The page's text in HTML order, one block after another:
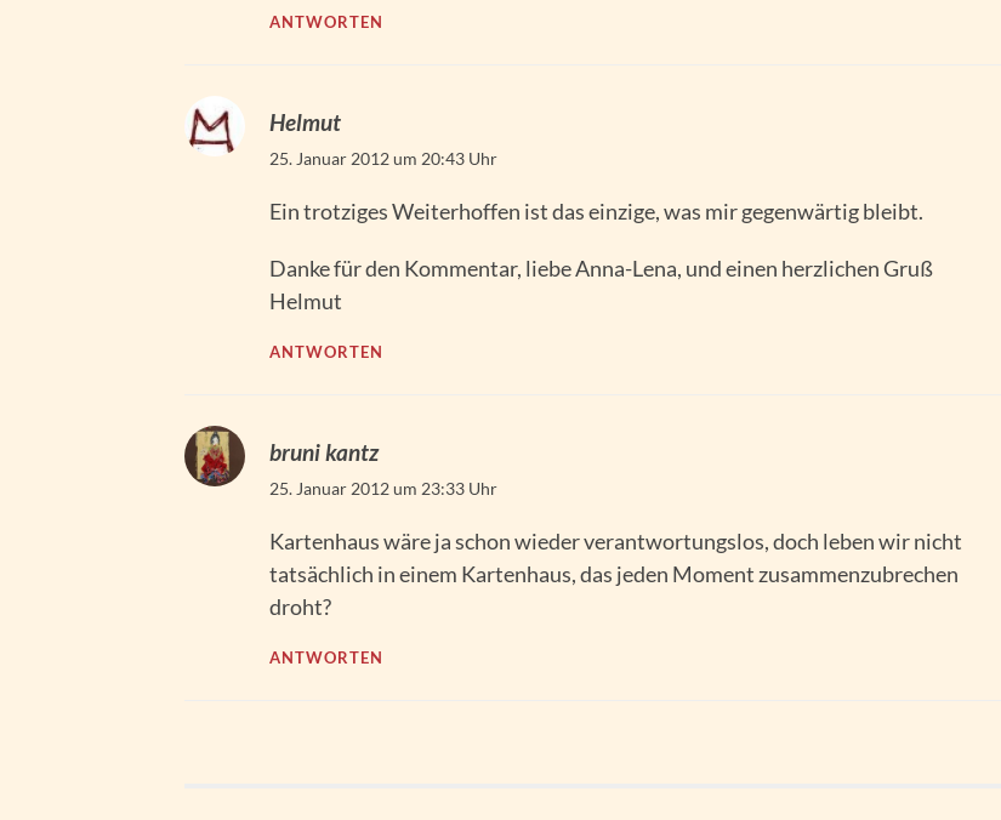
ANTWORTEN
Helmut
25. Januar 2012 um 20:43 Uhr
Ein trotziges Weiterhoffen ist das einzige, was mir gegenwärtig bleibt.
Danke für den Kommentar, liebe Anna-Lena, und einen herzlichen Gruß
Helmut
ANTWORTEN
bruni kantz
25. Januar 2012 um 23:33 Uhr
Kartenhaus wäre ja schon wieder verantwortungslos, doch leben wir nicht
tatsächlich in einem Kartenhaus, das jeden Moment zusammenzubrechen
droht?
ANTWORTEN